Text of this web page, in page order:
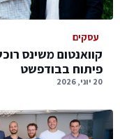
עסקים
קוואנטום משינס
פיתוח בבודפשט
20 יוני, 2026